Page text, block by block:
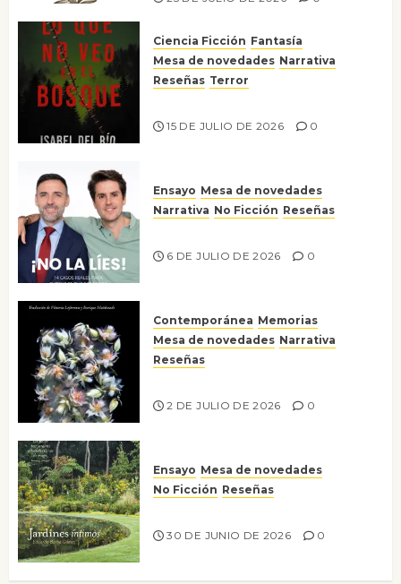
Ciencia Ficción Fantasía
Mesa de novedades Narrativa
Reseñas Terror
15 DE JULIO DE 2026 0
Ensayo Mesa de novedades
Narrativa No Ficción Reseñas
6 DE JULIO DE 2026 0
Contemporánea Memorias
Mesa de novedades Narrativa
Reseñas
2 DE JULIO DE 2026 0
Ensayo Mesa de novedades
No Ficción Reseñas
30 DE JUNIO DE 2026 0